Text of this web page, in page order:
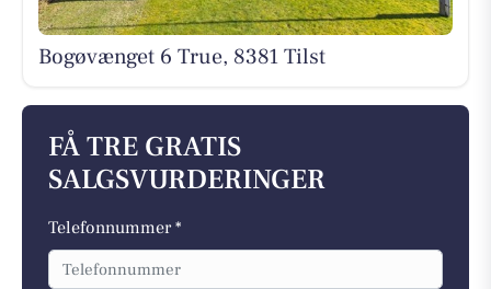
Bogøvænget 6 True, 8381 Tilst
FÅ TRE GRATIS
SALGSVURDERINGER
Telefonnummer *